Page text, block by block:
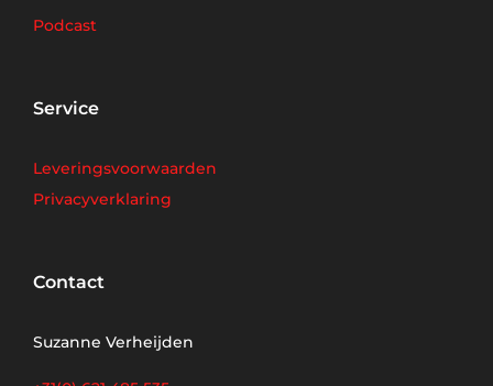
Podcast
Service
Leveringsvoorwaarden
Privacyverklaring
Contact
Suzanne Verheijden